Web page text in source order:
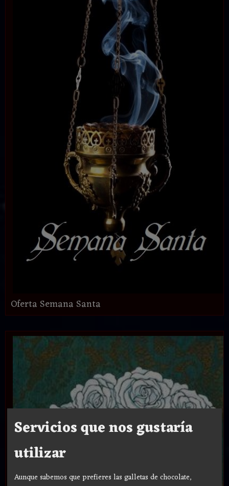
Oferta Semana Santa
Servicios que nos gustaría
utilizar
Aunque sabemos que prefieres las galletas de chocolate,